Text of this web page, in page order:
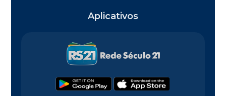
Aplicativos